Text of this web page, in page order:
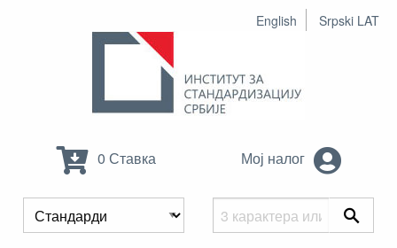
English Srpski LAT
0 Ставка Мој налог